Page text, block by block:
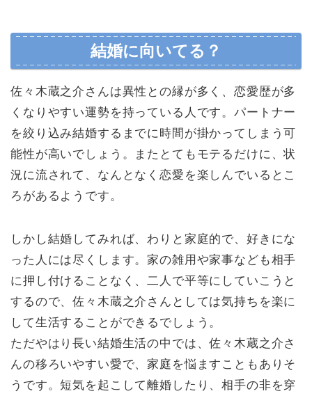
結婚に向いてる？
佐々木蔵之介さんは異性との縁が多く、恋愛歴が多
くなりやすい運勢を持っている人です。パートナー
を絞り込み結婚するまでに時間が掛かってしまう可
能性が高いでしょう。またとてもモテるだけに、状
況に流されて、なんとなく恋愛を楽しんでいるとこ
ろがあるようです。
しかし結婚してみれば、わりと家庭的で、好きにな
った人には尽くします。家の雑用や家事なども相手
に押し付けることなく、二人で平等にしていこうと
するので、佐々木蔵之介さんとしては気持ちを楽に
して生活することができるでしょう。
ただやはり長い結婚生活の中では、佐々木蔵之介さ
んの移ろいやすい愛で、家庭を悩ますこともありそ
うです。短気を起こして離婚したり、相手の非を穿